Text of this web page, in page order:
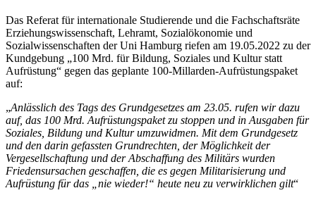
Das Referat für internationale Studierende und die Fachschaftsräte
Erziehungswissenschaft, Lehramt, Sozialökonomie und
Sozialwissenschaften der Uni Hamburg riefen am 19.05.2022 zu der
Kundgebung „100 Mrd. für Bildung, Soziales und Kultur statt
Aufrüstung“ gegen das geplante 100-Millarden-Aufrüstungspaket
auf:
„Anlässlich des Tags des Grundgesetzes am 23.05. rufen wir dazu
auf, das 100 Mrd. Aufrüstungspaket zu stoppen und in Ausgaben für
Soziales, Bildung und Kultur umzuwidmen. Mit dem Grundgesetz
und den darin gefassten Grundrechten, der Möglichkeit der
Vergesellschaftung und der Abschaffung des Militärs wurden
Friedensursachen geschaffen, die es gegen Militarisierung und
Aufrüstung für das „nie wieder!“ heute neu zu verwirklichen gilt“